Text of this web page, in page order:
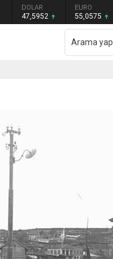
DOLAR
47,5952
EURO
55,0575